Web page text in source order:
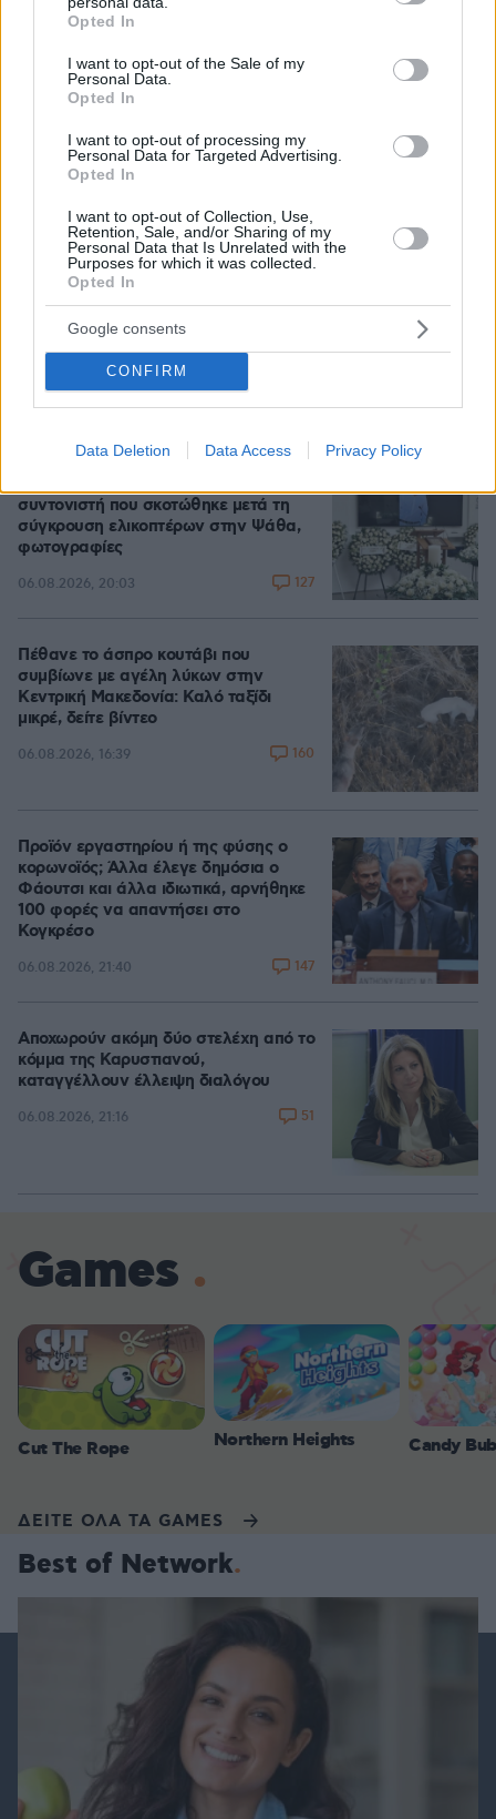
grant or deny consent to Google and its third-party tags to
use your data for below specified purposes in below Google
consent section.
Opted In
I want to opt-out of the Sale of my
Personal Data.
Opted In
I want to opt-out of processing my
Personal Data for Targeted Advertising.
Opted In
I want to opt-out of Collection, Use,
Retention, Sale, and/or Sharing of my
Personal Data that Is Unrelated with the
Purposes for which it was collected.
Opted In
Google consents
CONFIRM
Data Deletion Data Access Privacy Policy
είδε άρρωστο
Πώς έγινε η τραγωδία με την νεκρή
μητέρα στα Μάλια: Βούτηξε για να
παιδιά φώναζαν για βοήθεια
06.08.2026, 21:23
Γιώργος Παράσχος: Χαμογελαστός,
δίνει τη μάχη του με τον καρκίνο,
θεραπεία
06.08.2026, 18:00
Αριστοτέλης Δαμίγος: Σε κλίμα
συντονιστή που σκοτώθηκε μετά τη
σύγκρουση ελικοπτέρων στην Ψάθα,
φωτογραφίες
06.08.2026, 20:03 127
Πέθανε το άσπρο κουτάβι που
συμβίωνε με αγέλη λύκων στην
Κεντρική Μακεδονία: Καλό ταξίδι
μικρέ, δείτε βίντεο
06.08.2026, 16:39 160
Προϊόν εργαστηρίου ή της φύσης ο
κορωνοϊός; Άλλα έλεγε δημόσια ο
Φάουτσι και άλλα ιδιωτικά, αρνήθηκε
100 φορές να απαντήσει στο
Κογκρέσο
06.08.2026, 21:40 147
Αποχωρούν ακόμη δύο στελέχη από το
κόμμα της Καρυστιανού,
καταγγέλλουν έλλειψη διαλόγου
06.08.2026, 21:16 51
Games
Cut The Rope Northern Heights Candy
ΔΕΙΤΕ ΟΛΑ ΤΑ GAMES
Best of Network